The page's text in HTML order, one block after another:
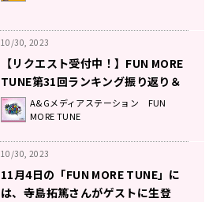
10/30, 2023
【リクエスト受付中！】FUN MORE
TUNE第31回ランキング振り返り＆
第32回 注目楽曲紹介
A&Gメディアステーション FUN
MORE TUNE
10/30, 2023
11月4日の「FUN MORE TUNE」に
は、寺島拓篤さんがゲストに生登